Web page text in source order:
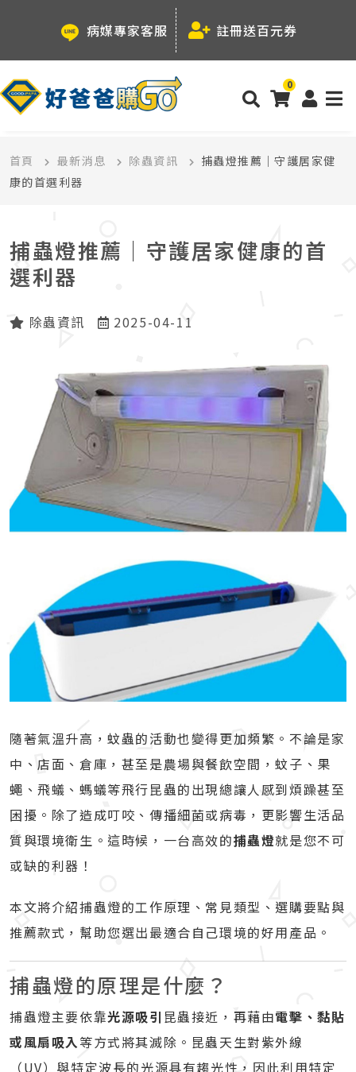
病媒專家客服 註冊送百元券
0
首頁 最新消息 除蟲資訊
捕蟲燈推薦｜守護居家健
康的首選利器
捕蟲燈推薦｜守護居家健康的首
選利器
除蟲資訊 2025-04-11
隨著氣溫升高，蚊蟲的活動也變得更加頻繁。不論是家
中、店面、倉庫，甚至是農場與餐飲空間，蚊子、果
蠅、飛蟻、螞蟻等飛行昆蟲的出現總讓人感到煩躁甚至
困擾。除了造成叮咬、傳播細菌或病毒，更影響生活品
質與環境衛生。這時候，一台高效的捕蟲燈就是您不可
或缺的利器！
本文將介紹捕蟲燈的工作原理、常見類型、選購要點與
推薦款式，幫助您選出最適合自己環境的好用產品。
捕蟲燈的原理是什麼？
捕蟲燈主要依靠光源吸引 昆蟲接近，再藉由電擊、黏貼
或風扇吸入等方式將其滅除。昆蟲天生對紫外線
（UV）與特定波長的光源具有趨光性，因此利用特定